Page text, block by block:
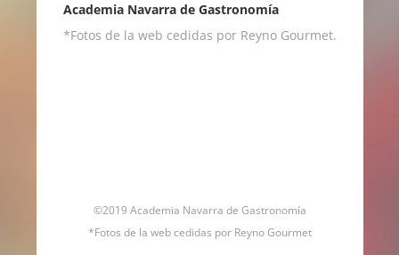
Academia Navarra de Gastronomía
*Fotos de la web cedidas por Reyno Gourmet.
©2019 Academia Navarra de Gastronomía
*Fotos de la web cedidas por Reyno Gourmet